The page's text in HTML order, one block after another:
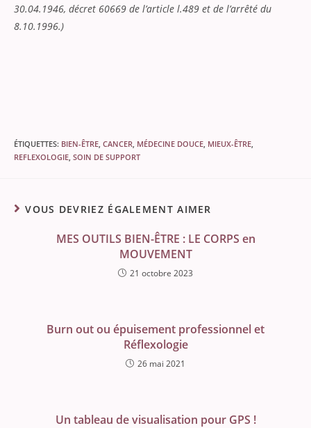
30.04.1946, décret 60669 de l’article l.489 et de l’arrêté du
8.10.1996.)
ÉTIQUETTES: BIEN-ÊTRE CANCER MÉDECINE DOUCE MIEUX-ÊTRE
REFLEXOLOGIE SOIN DE SUPPORT
VOUS DEVRIEZ ÉGALEMENT AIMER
MES OUTILS BIEN-ÊTRE : LE CORPS en
MOUVEMENT
21 octobre 2023
Burn out ou épuisement professionnel et
Réflexologie
26 mai 2021
Un tableau de visualisation pour GPS !